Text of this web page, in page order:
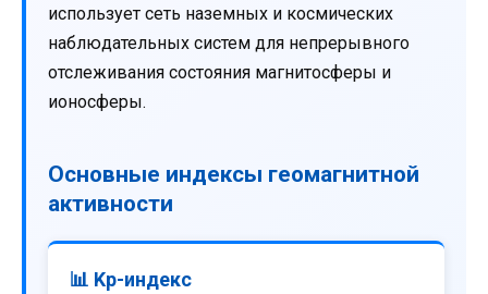
использует сеть наземных и космических
наблюдательных систем для непрерывного
отслеживания состояния магнитосферы и
ионосферы.
Основные индексы геомагнитной
активности
📊 Kp-индекс